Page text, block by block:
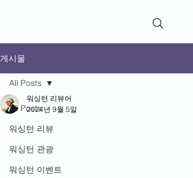
게시물
All Posts
워싱턴 리뷰
워싱턴 관광
워싱턴 이벤트
All Posts
워싱턴 리뷰어
2024년 9월 5일